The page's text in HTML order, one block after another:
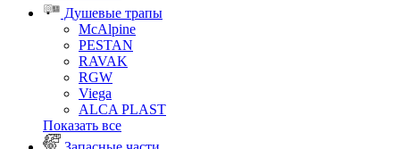
Душевые трапы
McAlpine
PESTAN
RAVAK
RGW
Viega
АLCA PLAST
Показать все